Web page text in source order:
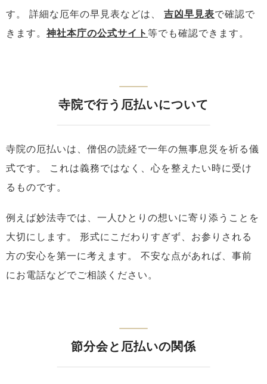
す。 詳細な厄年の早見表などは、 吉凶早見表で確認で
きます。 神社本庁の公式サイト 等でも確認できます。
寺院で行う厄払いについて
寺院の厄払いは、僧侶の読経で一年の無事息災を祈る儀
式です。
これは義務ではなく、心を整えたい時に受け
るものです。
例えば妙法寺では、一人ひとりの想いに寄り添うことを
大切にします。
形式にこだわりすぎず、お参りされる
方の安心を第一に考えます。
不安な点があれば、事前
にお電話などでご相談ください。
節分会と厄払いの関係